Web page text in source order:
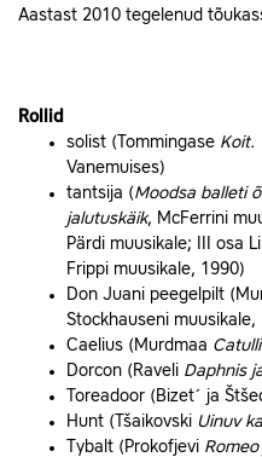
Aastast 2010 tegelenud
Rollid
solist (Tommingase Koit.
Vanemuises)
tantsija (Moodsa balleti
jalutuskäik, McFerrini
Pärdi muusikale; III osa
Frippi muusikale, 1990)
Don Juani peegelpilt
Stockhauseni muusikale,
Caelius (Murdmaa
Dorcon (Raveli Daphnis
Toreadoor (Bizet´ ja
Hunt (Tšaikovski Uinuv
Tybalt (Prokofjevi